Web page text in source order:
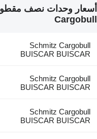
Cargobull
Schmitz Cargobull
BUISCAR BUISCAR
Schmitz Cargobull
BUISCAR BUISCAR
Schmitz Cargobull
BUISCAR BUISCAR